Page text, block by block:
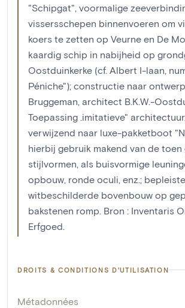
"Schipgat", voormalige
vissersschepen binnenvoeren om
koers te zetten op Veurne en De
kaardig schip in nabijheid op
Oostduinkerke (cf. Albert I-laan,
Péniche"); constructie naar ontwerp
Bruggeman, architect B.K.W.-
Toepassing .imitatieve"
verwijzend naar luxe-pakketboot
hierbij gebruik makend van de toen
stijlvormen, als buisvormige
opbouw, ronde oculi, enz.;
witbeschilderde bovenbouw op
bakstenen romp. Bron : Inventaris
Erfgoed.
DROITS & CONDITIONS D'UTILISATION
Métadonnées